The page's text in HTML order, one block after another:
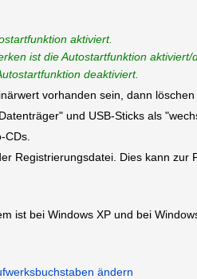
aktiviert.
ist die Autostartfunktion aktiviert/
deaktiviert.
vorhanden sein, dann
und USB-Sticks als
CDs.
Registrierungsdatei. Dies kann
ist bei Windows XP und bei
ändern